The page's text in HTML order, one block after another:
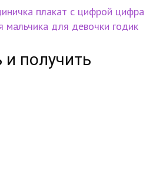
плакат с цифрой цифра
мальчика для девочки годик
и получить